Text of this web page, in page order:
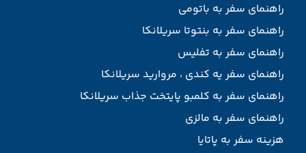
راهنمای سفر به باتومی
راهنمای سفر به بنتوتا سریلانکا
راهنمای سفر به تفلیس
راهنمای سفر یه کندی ، مروارید سریلانکا
راهنمای سفر به کلمبو پایتخت جذاب سریلانکا
راهنمای سفر به مالزی
هزینه سفر به پاتایا